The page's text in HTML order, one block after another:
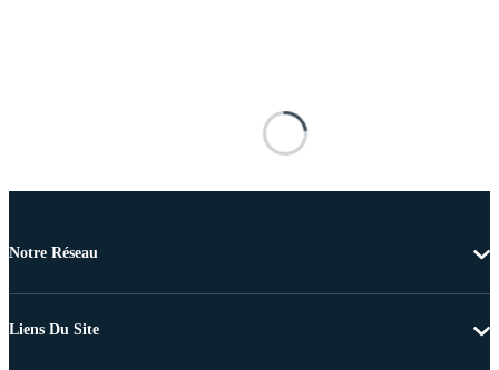
Notre Réseau
Liens Du Site